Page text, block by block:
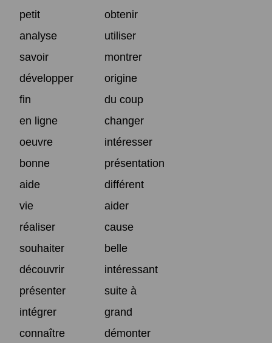
petit
obtenir
analyse
utiliser
savoir
montrer
développer
origine
fin
du coup
en ligne
changer
oeuvre
intéresser
bonne
présentation
aide
différent
vie
aider
réaliser
cause
souhaiter
belle
découvrir
intéressant
présenter
suite à
intégrer
grand
connaître
démonter